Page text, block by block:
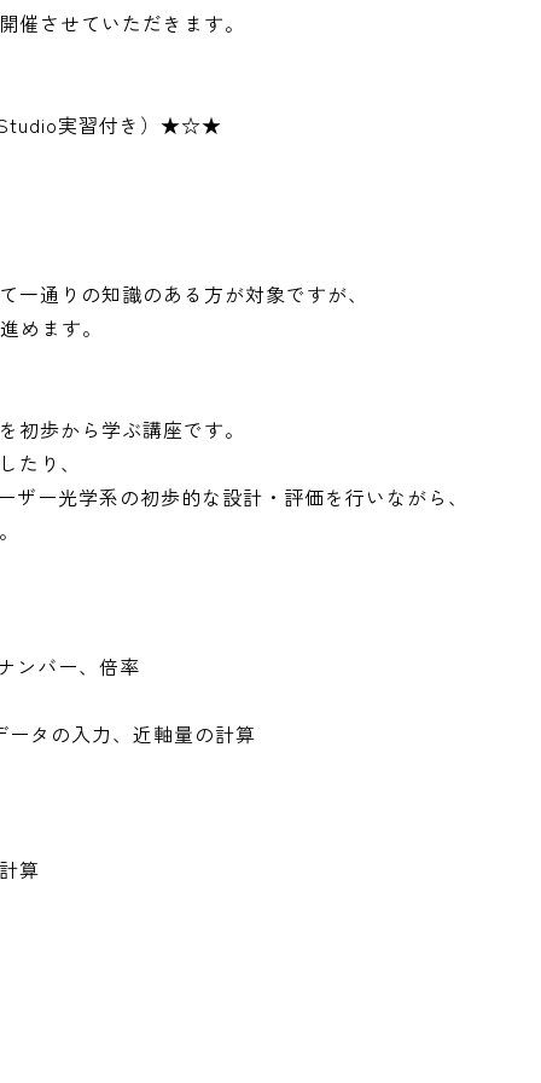
催させていただきます。
実習付き）★☆★
通りの知識のある方が対象ですが、
めます。
初歩から学ぶ講座です。
たり、
ー光学系の初歩的な設計・評価を行いながら、
ンバー、倍率
タの入力、近軸量の計算
算